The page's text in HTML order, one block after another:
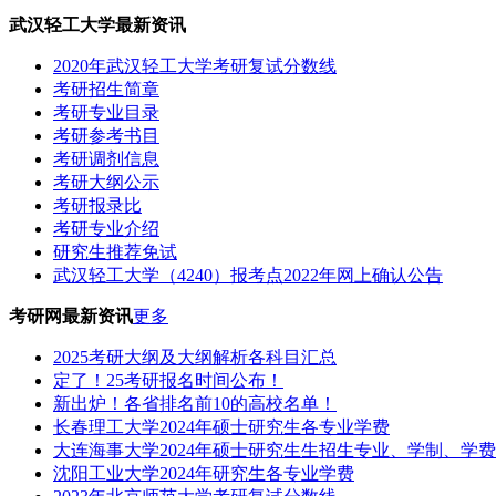
武汉轻工大学最新资讯
2020年武汉轻工大学考研复试分数线
考研招生简章
考研专业目录
考研参考书目
考研调剂信息
考研大纲公示
考研报录比
考研专业介绍
研究生推荐免试
武汉轻工大学（4240）报考点2022年网上确认公告
考研网最新资讯更多
2025考研大纲及大纲解析各科目汇总
定了！25考研报名时间公布！
新出炉！各省排名前10的高校名单！
长春理工大学2024年硕士研究生各专业学费
大连海事大学2024年硕士研究生生招生专业、学制、学
沈阳工业大学2024年研究生各专业学费